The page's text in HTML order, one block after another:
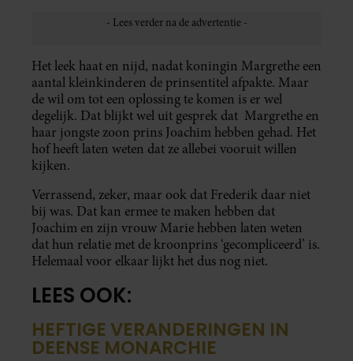
Het leek haat en nijd, nadat koningin Margrethe een
aantal kleinkinderen de prinsentitel afpakte. Maar
de wil om tot een oplossing te komen is er wel
degelijk. Dat blijkt wel uit gesprek dat Margrethe en
haar jongste zoon prins Joachim hebben gehad. Het
hof heeft laten weten dat ze allebei vooruit willen
kijken.
Verrassend, zeker, maar ook dat Frederik daar niet
bij was. Dat kan ermee te maken hebben dat
Joachim en zijn vrouw Marie hebben laten weten
dat hun relatie met de kroonprins ‘gecompliceerd’ is.
Helemaal voor elkaar lijkt het dus nog niet.
LEES OOK:
HEFTIGE VERANDERINGEN IN
DEENSE MONARCHIE